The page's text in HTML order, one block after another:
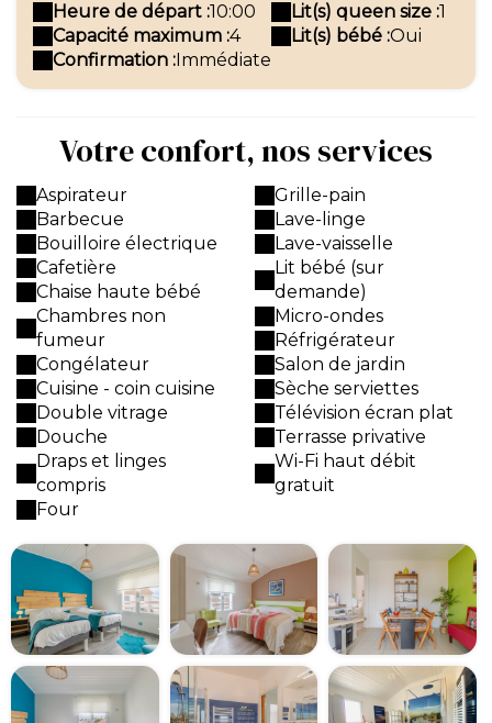
Heure de départ :10:00
Capacité maximum :4
Confirmation :Immédiate
Lit(s) queen size :1
Lit(s) bébé :Oui
Votre confort, nos services
Aspirateur
Barbecue
Bouilloire électrique
Cafetière
Chaise haute bébé
Chambres non
fumeur
Congélateur
Cuisine - coin cuisine
Double vitrage
Douche
Draps et linges
compris
Four
Grille-pain
Lave-linge
Lave-vaisselle
Lit bébé (sur
demande)
Micro-ondes
Réfrigérateur
Salon de jardin
Sèche serviettes
Télévision écran plat
Terrasse privative
Wi-Fi haut débit
gratuit